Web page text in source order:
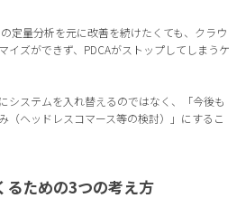
定量分析を元に改善を続けたくても、クラウ
イズができず、PDCAがストップしてしまうケ
システムを入れ替えるのではなく、「今後も
（ヘッドレスコマース等の検討）」にするこ
るための3つの考え方